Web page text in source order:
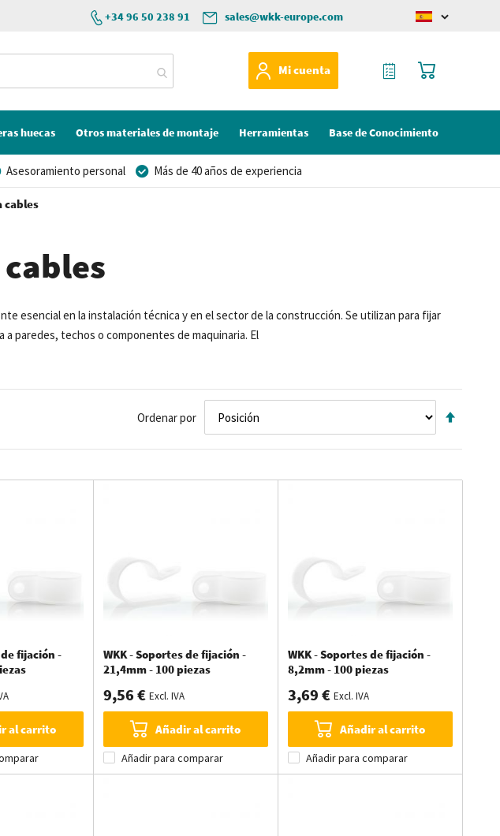
sales@wkk-europe.com
+34 96 50 238 91
Change
Mi cuenta
Mi cesta
Mi Cotización
huecas Otros materiales de montaje Herramientas Base de Conocimiento
Asesoramiento personal
Más de 40 años de experiencia
cables
esencial en la instalación técnica y en el sector de la construcción. Se utilizan para fijar
paredes, techos o componentes de maquinaria. El
,enfocadaenladurabilidady lafacilidaddeuso, paraquesiempredispongasde
Ordenar por
fijación -
al carrito
WKK - Soportes de fijación -
21,4mm - 100 piezas
9,56 € Excl. IVA
Añadir al carrito
Añadir para comparar
WKK - Soportes de fijación -
8,2mm - 100 piezas
3,69 € Excl. IVA
Añadir al carrito
Añadir para comparar